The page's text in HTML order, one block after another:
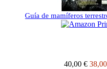
Guía de mamíferos
40,00 €